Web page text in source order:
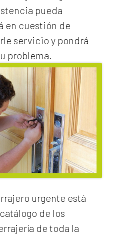
pueda
en cuestión de
servicio y pondrá
problema.
urgente está
de los
de toda la